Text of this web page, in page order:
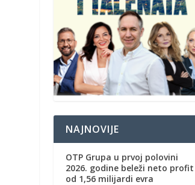
NAJNOVIJE
OTP Grupa u prvoj polovini
2026. godine beleži neto profit
od 1,56 milijardi evra